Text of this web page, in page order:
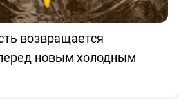
возвращается
новым холодным